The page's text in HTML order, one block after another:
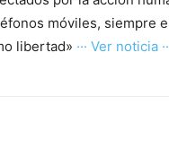
móviles, siempre
libertad» ··· Ver noticia